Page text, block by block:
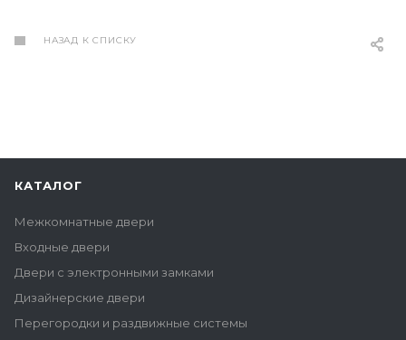
друзьям и знакомым!
НАЗАД К СПИСКУ
КАТАЛОГ
Межкомнатные двери
Входные двери
Двери с электронными замками
Дизайнерские двери
Перегородки и раздвижные системы